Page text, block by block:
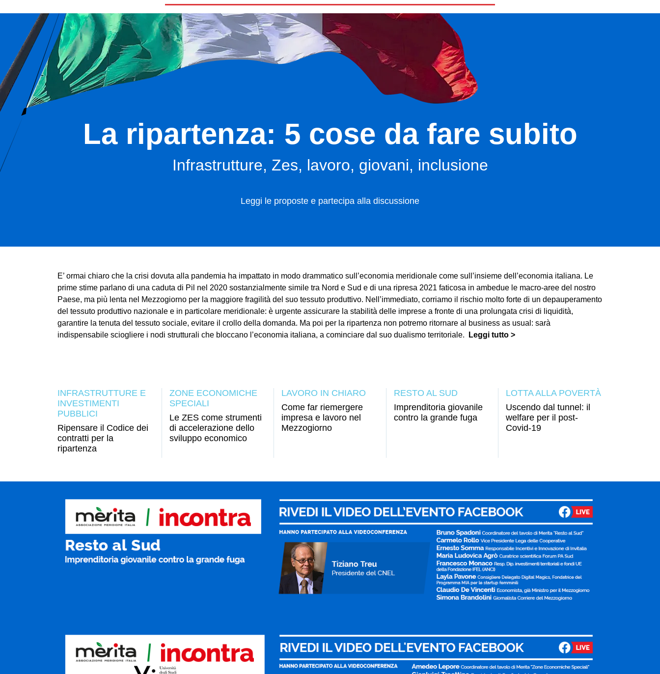
La ripartenza: 5 cose da fare subito
Infrastrutture, Zes, lavoro, giovani, inclusione
Leggi le proposte e partecipa alla discussione
E’ ormai chiaro che la crisi dovuta alla pandemia ha impattato in modo drammatico sull’economia meridionale come sull’insieme dell’economia italiana. Le
prime stime parlano di una caduta di Pil nel 2020 sostanzialmente simile tra Nord e Sud e di una ripresa 2021 faticosa in ambedue le macro-aree del nostro
Paese, ma più lenta nel Mezzogiorno per la maggiore fragilità del suo tessuto produttivo. Nell’immediato, corriamo il rischio molto forte di un depauperamento
del tessuto produttivo nazionale e in particolare meridionale: è urgente assicurare la stabilità delle imprese a fronte di una prolungata crisi di liquidità,
garantire la tenuta del tessuto sociale, evitare il crollo della domanda. Ma poi per la ripartenza non potremo ritornare al business as usual: sarà
indispensabile sciogliere i nodi strutturali che bloccano l’economia italiana, a cominciare dal suo dualismo territoriale.
Leggi tutto >
INFRASTRUTTURE E
INVESTIMENTI
PUBBLICI
Ripensare il Codice dei
contratti per la
ripartenza
ZONE ECONOMICHE
SPECIALI
Le ZES come strumenti
di accelerazione dello
sviluppo economico
LAVORO IN CHIARO
Come far riemergere
impresa e lavoro nel
Mezzogiorno
RESTO AL SUD
Imprenditoria giovanile
contro la grande fuga
LOTTA ALLA POVERTÀ
Uscendo dal tunnel: il
welfare per il post-
Covid-19